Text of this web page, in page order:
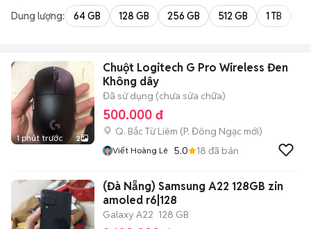
Dung lượng: 64 GB 128 GB 256 GB 512 GB 1 TB
1 phút trước 2
Chuột Logitech G Pro Wireless Đen
Không dây
Đã sử dụng (chưa sửa chữa)
500.000 đ
Q. Bắc Từ Liêm (P. Đông Ngạc mới)
Viết Hoàng Lê 5.0 18 đã bán
(Đà Nẵng) Samsung A22 128GB zin
amoled r6|128
Galaxy A22 128 GB